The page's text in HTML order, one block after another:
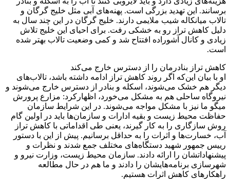
برسانند. این تهدید بزرگی است. پهنه‌های آبی مثل خلیج گرگان و
تالاب میانکاله شیب ملایمی دارند. خلیج گرگان در این چند سال به
دلیل کاهش تراز رو به خشکی رفت. برای احیای این خلیج تلاش
زیادی و کانال آشوراده افتتاح شد و کمی وضعیت تالاب بهتر شده
است.
کاهش تراز بنادرمان را از دسترس خارج می‌کند
او با بیان این‌که اگر روند کاهش تراز ادامه داشته باشد، تالاب‌های
دیگر هم خشک می‌شوند، اسکله و بنادر از دسترس خارج می‌شوند و
نیروگاه ساحلی هم به مشکل می‌خورد، اظهارکرد: مزارع پرورش
میگو ما نیز با مشکل مواجه می‌شوند. در این شرایط سازمان
حفاظت محیط زیست و بقیه ادارات و سازمان‌ها باید در اولین گام
روش سازگاری را به کار گیرند، یعنی طی اقداماتی با کاهش تراز
آب، خسارت‌ها و اثرات را به حداقل برسانیم. پیش از این با دستور
رییس جمهور شهید دستگاه‌های مختلف جمع شدند و نظرات و
پیشنهاداتشان را ارائه دادند. سازمان محیط زیست، وزارت نیرو و
شهرسازی برنامه‌هایشان را دادند و ما هم در حال مطالعه
راهکارهای کاهش اثرات هستیم.